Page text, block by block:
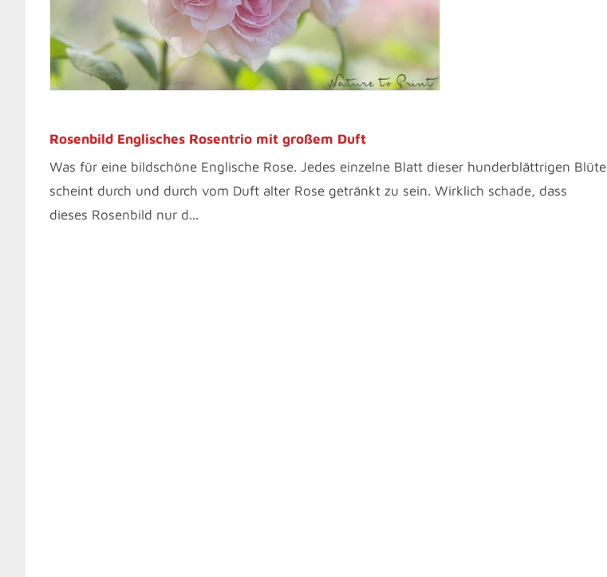
Rosenbild Englisches Rosentrio mit großem Duft
Was für eine bildschöne Englische Rose. Jedes einzelne Blatt dieser hunderblättrigen Blüte
scheint durch und durch vom Duft alter Rose getränkt zu sein. Wirklich schade, dass
dieses Rosenbild nur d...